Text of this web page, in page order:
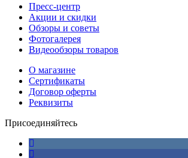
Пресс-центр
Акции и скидки
Обзоры и советы
Фотогалерея
Видеообзоры товаров
О магазине
Сертификаты
Договор оферты
Реквизиты
Присоединяйтесь